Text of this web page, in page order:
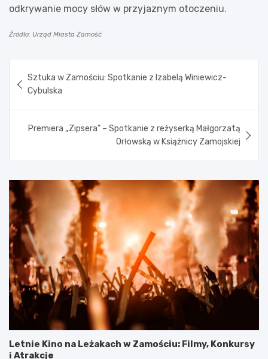
odkrywanie mocy słów w przyjaznym otoczeniu.
Źródło: Urząd Miasta Zamość
wpisu
Sztuka w Zamościu: Spotkanie z Izabelą Winiewicz-
Cybulska
Premiera „Zipsera” – Spotkanie z reżyserką Małgorzatą
Orłowską w Książnicy Zamojskiej
Letnie Kino na Leżakach w Zamościu: Filmy, Konkursy
i Atrakcje